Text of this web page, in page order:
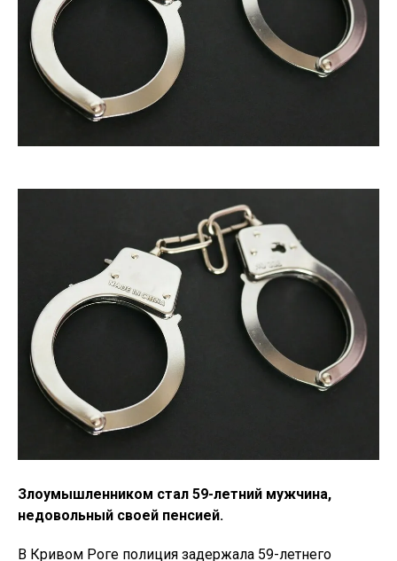
Злоумышленником стал 59-летний мужчина,
недовольный своей пенсией.
В Кривом Роге полиция задержала 59-летнего